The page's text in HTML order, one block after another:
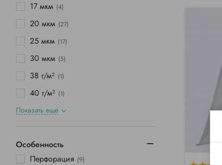
17 мкм (4)
20 мкм (27)
25 мкм (17)
30 мкм (5)
38 г/м² (1)
40 г/м² (1)
Показать еще
Особенность
Перфорация (9)